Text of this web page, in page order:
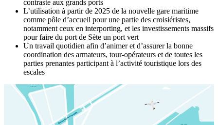
contraste aux grands ports
L’utilisation à partir de 2025 de la nouvelle gare maritime
comme pôle d’accueil pour une partie des croisiéristes,
notamment ceux en interporting, et les investissements massifs
pour faire du port de Sète un port vert
Un travail quotidien afin d’animer et d’assurer la bonne
coordination des armateurs, tour-opérateurs et de toutes les
parties prenantes participant à l’activité touristique lors des
escales